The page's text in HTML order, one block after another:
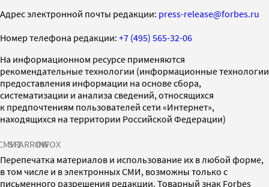
Адрес электронной почты редакции: press-release@forbes.ru
Номер телефона редакции: +7 (495) 565-32-06
На информационном ресурсе применяются
рекомендательные технологии (информационные технологии
предоставления информации на основе сбора,
систематизации и анализа сведений, относящихся
к предпочтениям пользователей сети «Интернет»,
находящихся на территории Российской Федерации)
SPARROWINFOX
Перепечатка материалов и использование их в любой форме,
в том числе и в электронных СМИ, возможны только с
письменного разрешения редакции. Товарный знак Forbes